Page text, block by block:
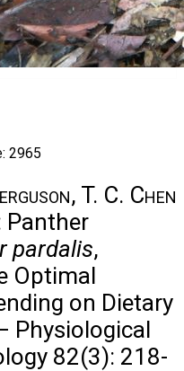
2965
T. C. Chen
Panther
pardalis,
Optimal
on Dietary
Physiological
82(3): 218-